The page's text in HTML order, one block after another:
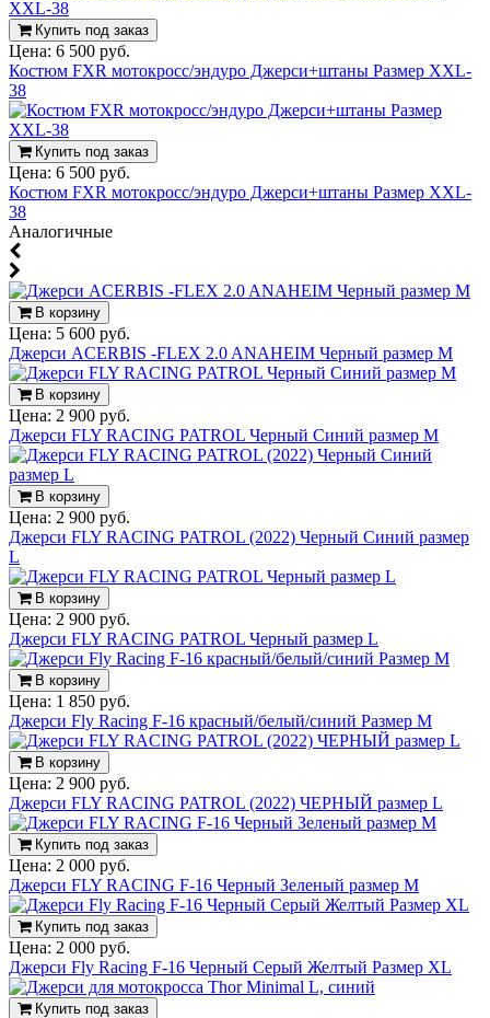
Купить под заказ
Цена: 6 500 руб.
Костюм FXR мотокросс/эндуро Джерси+штаны Размер XXL-
38
Купить под заказ
Цена: 6 500 руб.
Костюм FXR мотокросс/эндуро Джерси+штаны Размер XXL-
38
Аналогичные
В корзину
Цена: 5 600 руб.
Джерси ACERBIS -FLEX 2.0 ANAHEIM Черный размер M
В корзину
Цена: 2 900 руб.
Джерси FLY RACING PATROL Черный Синий размер M
В корзину
Цена: 2 900 руб.
Джерси FLY RACING PATROL (2022) Черный Синий размер
L
В корзину
Цена: 2 900 руб.
Джерси FLY RACING PATROL Черный размер L
В корзину
Цена: 1 850 руб.
Джерси Fly Racing F-16 красный/белый/синий Размер M
В корзину
Цена: 2 900 руб.
Джерси FLY RACING PATROL (2022) ЧЕРНЫЙ размер L
Купить под заказ
Цена: 2 000 руб.
Джерси FLY RACING F-16 Черный Зеленый размер M
Купить под заказ
Цена: 2 000 руб.
Джерси Fly Racing F-16 Черный Серый Желтый Размер XL
Купить под заказ